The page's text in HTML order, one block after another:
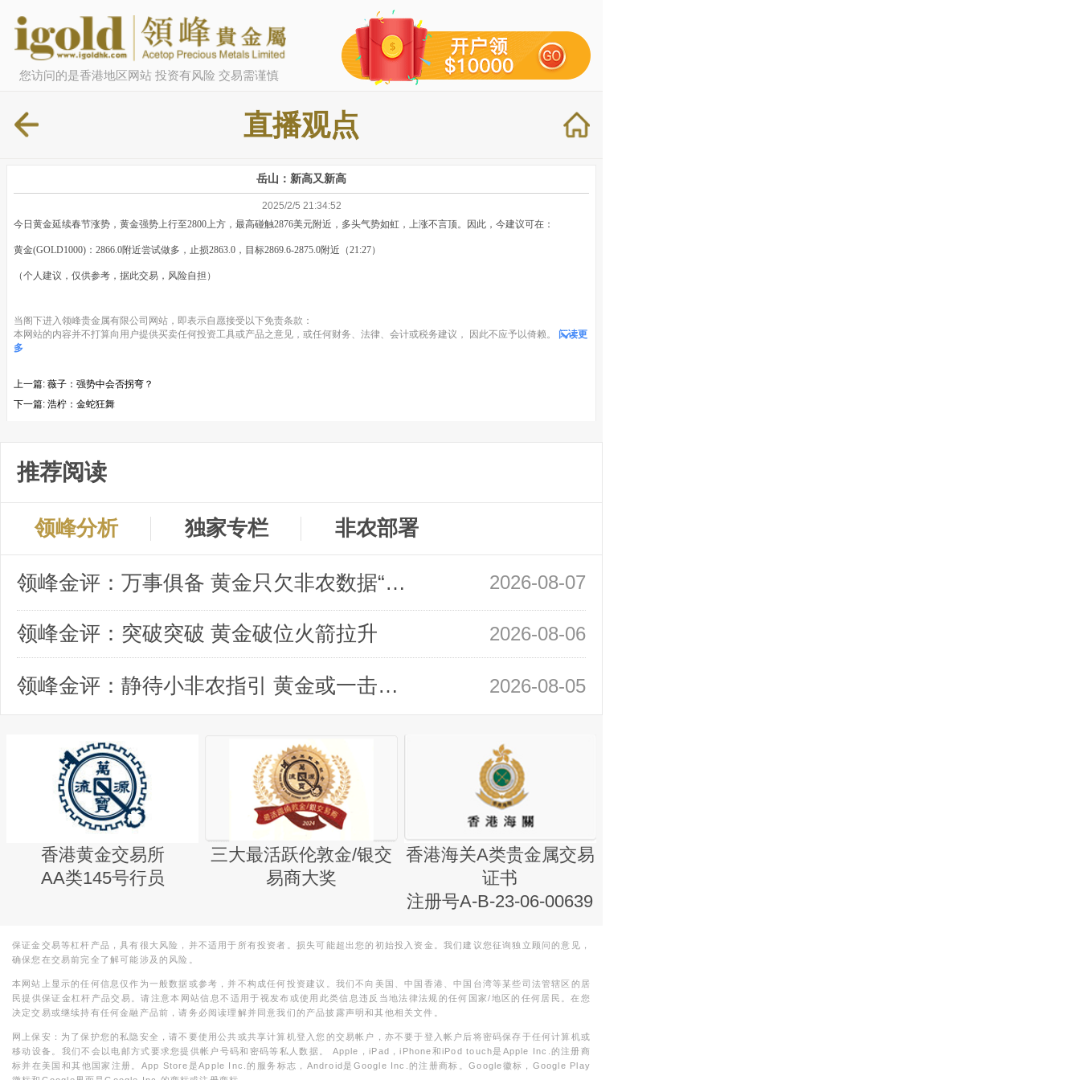
您访问的是香港地区网站 投资有风险 交易需谨慎
直播观点
岳山：新高又新高
2025/2/5 21:34:52
今日黄金延续春节涨势，黄金强势上行至2800上方，最高碰触2876美元附近，多头气势如虹，上涨不言顶。因此，今建议可在：
黄金(GOLD1000)：2866.0附近尝试做多，止损2863.0，目标2869.6-2875.0附近（21:27）
（个人建议，仅供参考，据此交易，风险自担）
当阁下进入领峰贵金属有限公司网站，即表示自愿接受以下免责条款：
本网站的内容并不打算向用户提供买卖任何投资工具或产品之意见，或任何财务、法律、会计或税务建议， 因此不应予以倚赖。
阅读更
多
上一篇: 薇子：强势中会否拐弯？
下一篇: 浩柠：金蛇狂舞
推荐阅读
领峰分析 独家专栏 非农部署
领峰金评：万事俱备 黄金只欠非农数据“东风” 2026-08-07
领峰金评：突破突破 黄金破位火箭拉升 2026-08-06
领峰金评：静待小非农指引 黄金或一击破局 2026-08-05
香港黄金交易所
AA类145号行员
三大最活跃伦敦金/银交
易商大奖
香港海关A类贵金属交易
证书
注册号A-B-23-06-00639
保证金交易等杠杆产品，具有很大风险，并不适用于所有投资者。损失可能超出您的初始投入资金。我们建议您征询独立顾问的意见，
确保您在交易前完全了解可能涉及的风险。
本网站上显示的任何信息仅作为一般数据或参考，并不构成任何投资建议。我们不向美国、中国香港、中国台湾等某些司法管辖区的居
民提供保证金杠杆产品交易。请注意本网站信息不适用于视发布或使用此类信息违反当地法律法规的任何国家/地区的任何居民。在您
决定交易或继续持有任何金融产品前，请务必阅读理解并同意我们的产品披露声明和其他相关文件。
网上保安：为了保护您的私隐安全，请不要使用公共或共享计算机登入您的交易帐户，亦不要于登入帐户后将密码保存于任何计算机或
移动设备。我们不会以电邮方式要求您提供帐户号码和密码等私人数据。 Apple，iPad，iPhone和iPod touch是Apple Inc.的注册商
标并在美国和其他国家注册。App Store是Apple Inc.的服务标志，Android是Google Inc.的注册商标。Google徽标，Google Play